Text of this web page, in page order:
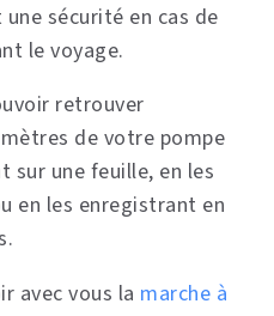
sécurité en cas de
le voyage.
retrouver
de votre pompe
sur une feuille, en les
en les enregistrant en
avec vous la marche à